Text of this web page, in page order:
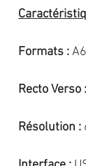
Formats :A6
Recto Verso :
Résolution :